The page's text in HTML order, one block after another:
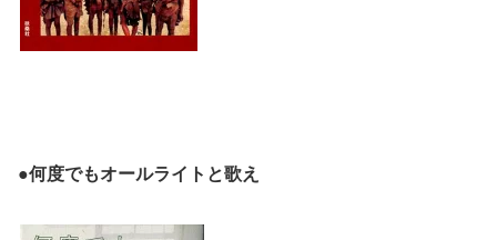
●何度でもオールライトと歌え